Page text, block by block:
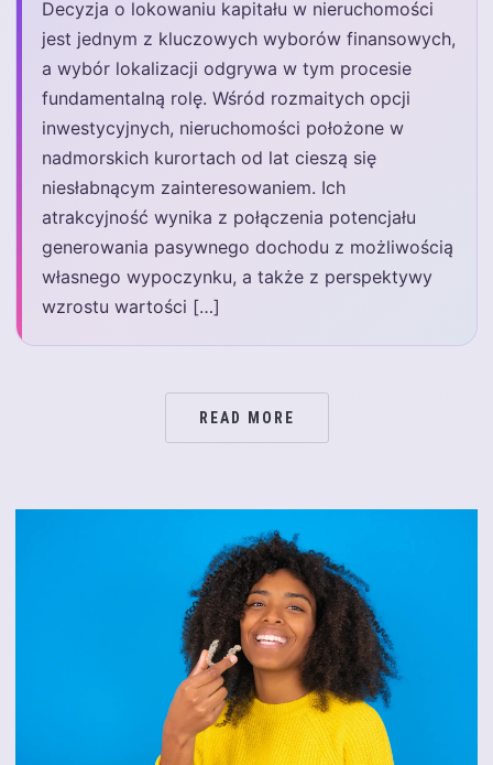
Decyzja o lokowaniu kapitału w nieruchomości
jest jednym z kluczowych wyborów finansowych,
a wybór lokalizacji odgrywa w tym procesie
fundamentalną rolę. Wśród rozmaitych opcji
inwestycyjnych, nieruchomości położone w
nadmorskich kurortach od lat cieszą się
niesłabnącym zainteresowaniem. Ich
atrakcyjność wynika z połączenia potencjału
generowania pasywnego dochodu z możliwością
własnego wypoczynku, a także z perspektywy
wzrostu wartości […]
READ MORE